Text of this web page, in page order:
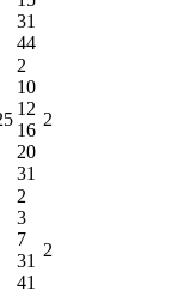
31
44
2
10
12
16
20
31
2
2
3
7
31
41
2